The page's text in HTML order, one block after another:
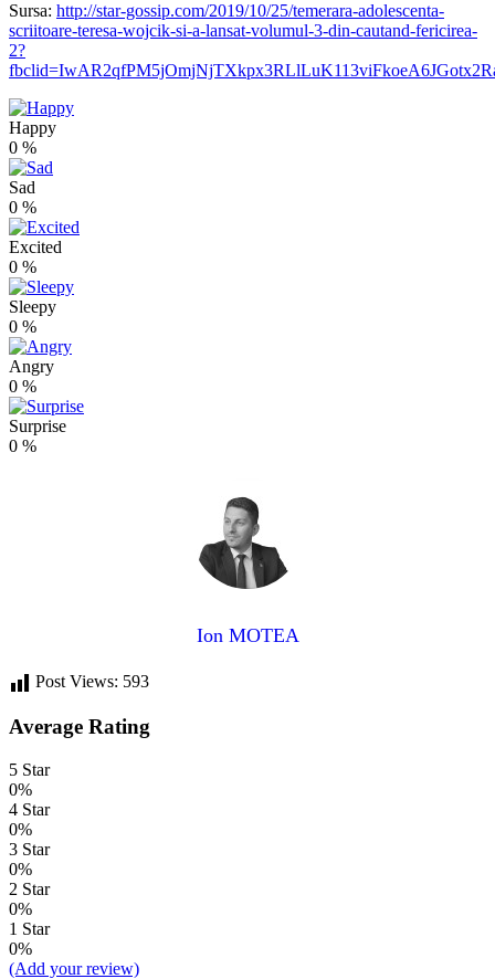
Sursa: http://star-gossip.com/2019/10/25/temerara-adolescenta-
scriitoare-teresa-wojcik-si-a-lansat-volumul-3-din-cautand-fericirea-
2?
Happy
0 %
Sad
0 %
Excited
0 %
Sleepy
0 %
Angry
0 %
Surprise
0 %
Ion MOTEA
Post Views: 593
Average Rating
5 Star
0%
4 Star
0%
3 Star
0%
2 Star
0%
1 Star
0%
(Add your review)